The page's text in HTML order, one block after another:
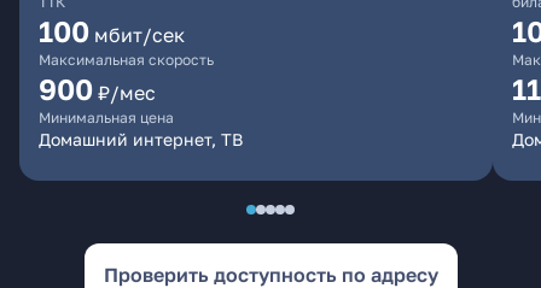
100 мбит/сек
Максимальная скорость
900 ₽/мес
Минимальная цена
Домашний интернет, ТВ
Проверить доступность по адресу